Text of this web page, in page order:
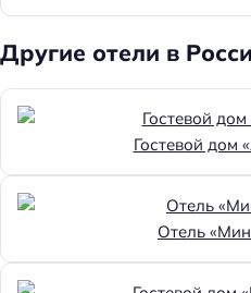
Другие отели в
Гостевой дом
Отель